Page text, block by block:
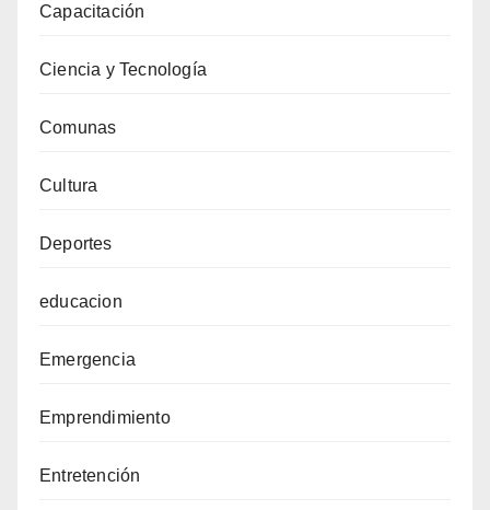
Capacitación
Ciencia y Tecnología
Comunas
Cultura
Deportes
educacion
Emergencia
Emprendimiento
Entretención